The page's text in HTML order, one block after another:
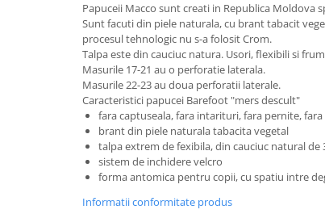
Papuceii Macco sunt creati in Republica Moldova
Sunt facuti din piele naturala, cu brant tabacit
procesul tehnologic nu s-a folosit Crom.
Talpa este din cauciuc natura. Usori, flexibili si
Masurile 17-21 au o perforatie laterala.
Masurile 22-23 au doua perforatii laterale.
Caracteristici papucei Barefoot "mers descult"
fara captuseala, fara intarituri, fara pernite,
brant din piele naturala tabacita vegetal
talpa extrem de fexibila, din cauciuc natural
sistem de inchidere velcro
forma antomica pentru copii, cu spatiu intre
Informatii conformitate produs